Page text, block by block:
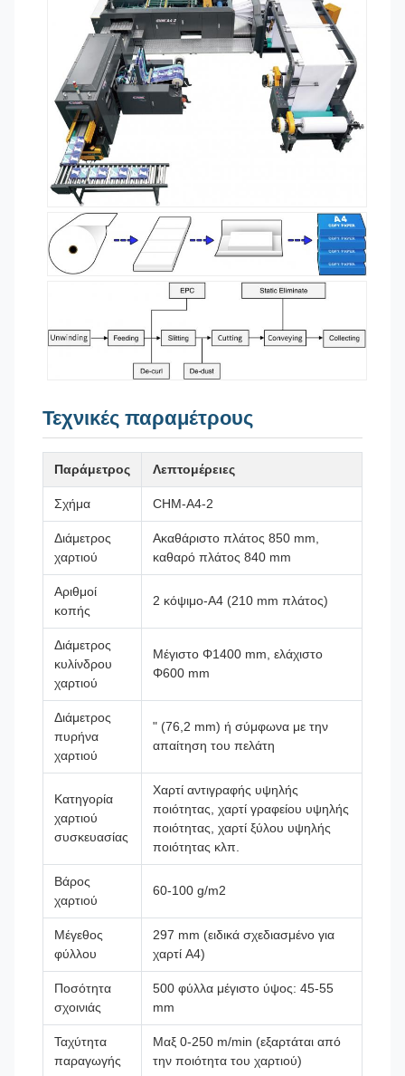
Τεχνικές παραμέτρους
Παράμετρος Λεπτομέρειες
Σχήμα CHM-A4-2
Διάμετρος
χαρτιού
Ακαθάριστο πλάτος 850 mm,
καθαρό πλάτος 840 mm
Αριθμοί
κοπής
2 κόψιμο-A4 (210 mm πλάτος)
Διάμετρος
κυλίνδρου
χαρτιού
Μέγιστο Φ1400 mm, ελάχιστο
Φ600 mm
Διάμετρος
πυρήνα
χαρτιού
" (76,2 mm) ή σύμφωνα με την
απαίτηση του πελάτη
Κατηγορία
χαρτιού
συσκευασίας
Χαρτί αντιγραφής υψηλής
ποιότητας, χαρτί γραφείου υψηλής
ποιότητας, χαρτί ξύλου υψηλής
ποιότητας κλπ.
Βάρος
χαρτιού
60-100 g/m2
Μέγεθος
φύλλου
297 mm (ειδικά σχεδιασμένο για
χαρτί A4)
Ποσότητα
σχοινιάς
500 φύλλα μέγιστο ύψος: 45-55
mm
Ταχύτητα
παραγωγής
Μαξ 0-250 m/min (εξαρτάται από
την ποιότητα του χαρτιού)